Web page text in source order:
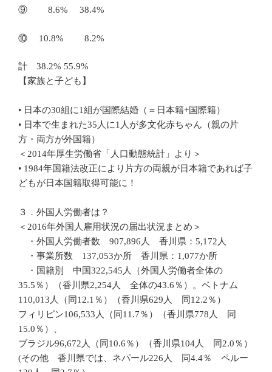
⑨ 8.6% 38.4%
⑩ 10.8% 8.2%
計 38.2% 55.9%
【家族と子ども】
• 日本の30組に1組が国際結婚（＝日本籍+国際籍）
• 日本で生まれた35人に1人が多文化赤ちゃん（親の片
方・両方が外国籍）
＜2014年厚生労働省「人口動態統計」より＞
• 1984年国籍法改正により片方の両親が日本籍であれば子
どもが日本国籍取得可能に！
３．外国人労働者は？
＜2016年外国人雇用状況の届出状況まとめ＞
・外国人労働者数 907,896人 香川県：5,172人
・事業所数 137,053か所 香川県：1,077か所
・国籍別 中国322,545人（外国人労働者全体の
35.5％）（香川県2,254人 全体の43.6％）。ベトナム
110,013人（同12.1％）（香川県629人 同12.2％）
フィリピン106,533人（同11.7％）（香川県778人 同
15.0％）、
ブラジル96,672人（同10.6％）（香川県104人 同2.0％）
(その他 香川県では、ネパール226人 同4.4％ ペルー